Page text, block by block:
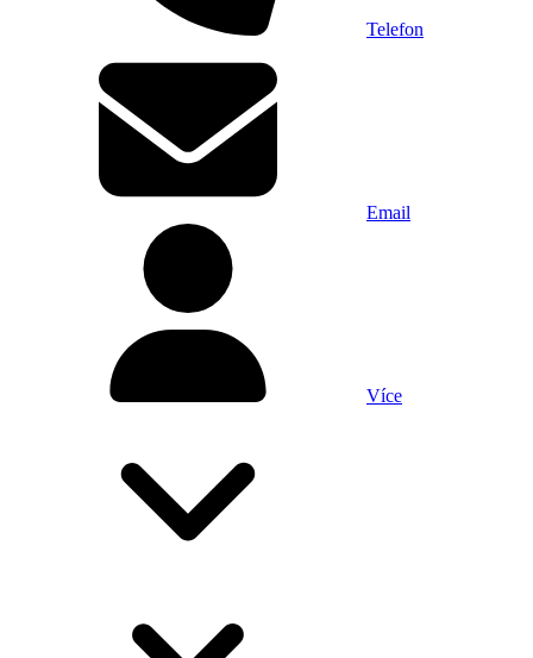
Telefon
Email
Více